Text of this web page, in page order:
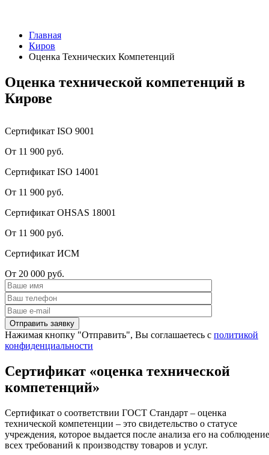
Главная
Киров
Оценка Технических Компетенций
Оценка технической компетенций в
Кирове
Сертификат ISO 9001
От 11 900 руб.
Сертификат ISO 14001
От 11 900 руб.
Сертификат OHSAS 18001
От 11 900 руб.
Сертификат ИСМ
От 20 000 руб.
Нажимая кнопку "Отправить", Вы соглашаетесь с политикой
конфиденциальности
Сертификат «оценка технической
компетенций»
Сертификат о соответствии ГОСТ Стандарт – оценка
технической компетенции – это свидетельство о статусе
учреждения, которое выдается после анализа его на соблюдение
всех требований к производству товаров и услуг.